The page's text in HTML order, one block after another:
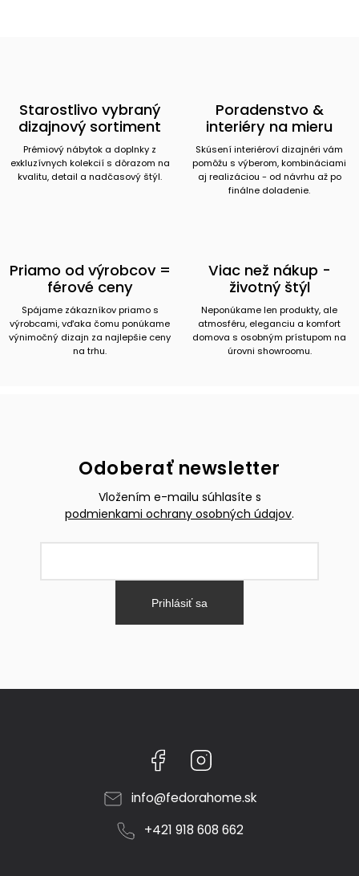
Starostlivo vybraný
dizajnový sortiment
Prémiový nábytok a doplnky z
exkluzívnych kolekcií s dôrazom na
kvalitu, detail a nadčasový štýl.
Poradenstvo &
interiéry na mieru
Skúsení interiéroví dizajnéri vám
pomôžu s výberom, kombináciami
aj realizáciou - od návrhu až po
finálne doladenie.
Priamo od výrobcov =
férové ceny
Spájame zákazníkov priamo s
výrobcami, vďaka čomu ponúkame
výnimočný dizajn za najlepšie ceny
na trhu.
Viac než nákup -
životný štýl
Neponúkame len produkty, ale
atmosféru, eleganciu a komfort
domova s osobným prístupom na
úrovni showroomu.
Odoberať newsletter
Vložením e-mailu súhlasíte s
podmienkami ochrany osobných údajov.
Prihlásiť sa
Facebook
info@fedorahome.sk
+421 918 608 662